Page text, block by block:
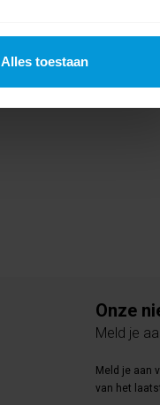
Alles toestaan
Onze
Meld je
Meld je aan
van het